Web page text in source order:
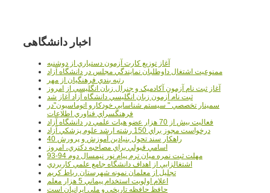
اخبار دانشگاهی
آغاز توزيع کارت آزمون دستياري از دوشنبه
ممنوعيت اشتغال داوطلبان نمايندگي مجلس در دانشگاه آزاد
رتبه بندي فرهنگيان از مهر
آغاز ثبت نام آزمون آکادميک و جنرال زبان انگليسي از امروز
ثبت نام آزمون زبان انگليسي دانشگاه آزاد آغاز شد
سمينار تخصصي " سيستم شناسايي خودکارو اتوماسيون"در
فرهنگسراي فناوري اطلاعات
فعاليت بيش از 70 هزار عضو هيات علمي در دانشگاه آزاد
درخواست مجوز براي 150 رشته ارشد علوم پزشکي آزاد
40 راهکار سند تحول بنيادين آموزش و پرورش
اسامي قبولي براي مصاحبه دکتري، امروز
مهلت ثبت نمره میان ترم پیام نور نیمسال دوم 94-93
اشتغالزايي از اهداف دانشگاه جامع علمي کاربردي
تجليل از معلمان نمونه شهرستان رباط کريم
اعلام اولويت استخدام پيماني 5 هزار معلم
حافظ حافظه تاريخي و ملي ايرانيان است